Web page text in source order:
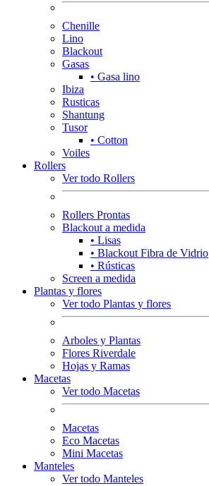
Chenille
Lino
Blackout
Gasas
• Gasa lino
Ibiza
Rusticas
Shantung
Tusor
• Cotton
Voiles
Rollers
Ver todo Rollers
Rollers Prontas
Blackout a medida
• Lisas
• Blackout Fibra de Vidrio
• Rústicas
Screen a medida
Plantas y flores
Ver todo Plantas y flores
Arboles y Plantas
Flores Riverdale
Hojas y Ramas
Macetas
Ver todo Macetas
Macetas
Eco Macetas
Mini Macetas
Manteles
Ver todo Manteles